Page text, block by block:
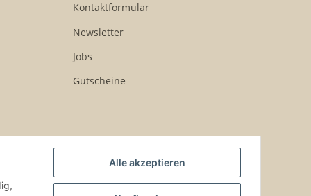
Alle akzeptieren
Kontaktformular
Newsletter
Jobs
Gutscheine